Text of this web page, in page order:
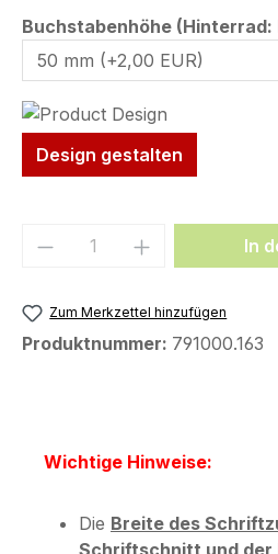
Buchstabenhöhe (Hinterrad:
Design gestalten
Produkt Anzahl: Gib
In
Zum Merkzettel hinzufügen
Produktnummer: 791000.163
Wichtige Hinweise:
Die Breite des
Schriftschnitt und der